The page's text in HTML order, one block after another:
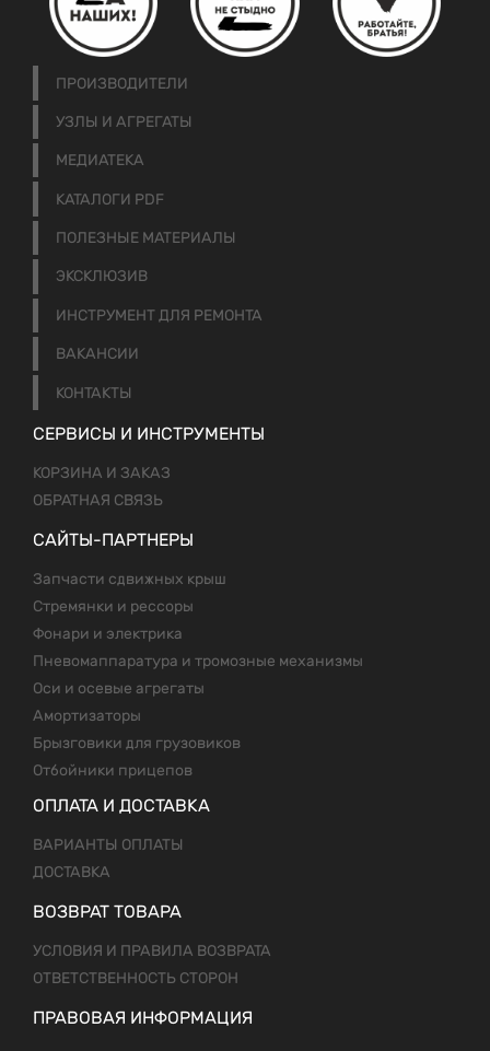
ПРОИЗВОДИТЕЛИ
УЗЛЫ И АГРЕГАТЫ
МЕДИАТЕКА
КАТАЛОГИ PDF
ПОЛЕЗНЫЕ МАТЕРИАЛЫ
ЭКСКЛЮЗИВ
ИНСТРУМЕНТ ДЛЯ РЕМОНТА
ВАКАНСИИ
КОНТАКТЫ
СЕРВИСЫ И ИНСТРУМЕНТЫ
КОРЗИНА И ЗАКАЗ
ОБРАТНАЯ СВЯЗЬ
САЙТЫ-ПАРТНЕРЫ
Запчасти сдвижных крыш
Стремянки и рессоры
Фонари и электрика
Пневомаппаратура и тромозные механизмы
Оси и осевые агрегаты
Амортизаторы
Брызговики для грузовиков
Отбойники прицепов
ОПЛАТА И ДОСТАВКА
ВАРИАНТЫ ОПЛАТЫ
ДОСТАВКА
ВОЗВРАТ ТОВАРА
УСЛОВИЯ И ПРАВИЛА ВОЗВРАТА
ОТВЕТСТВЕННОСТЬ СТОРОН
ПРАВОВАЯ ИНФОРМАЦИЯ